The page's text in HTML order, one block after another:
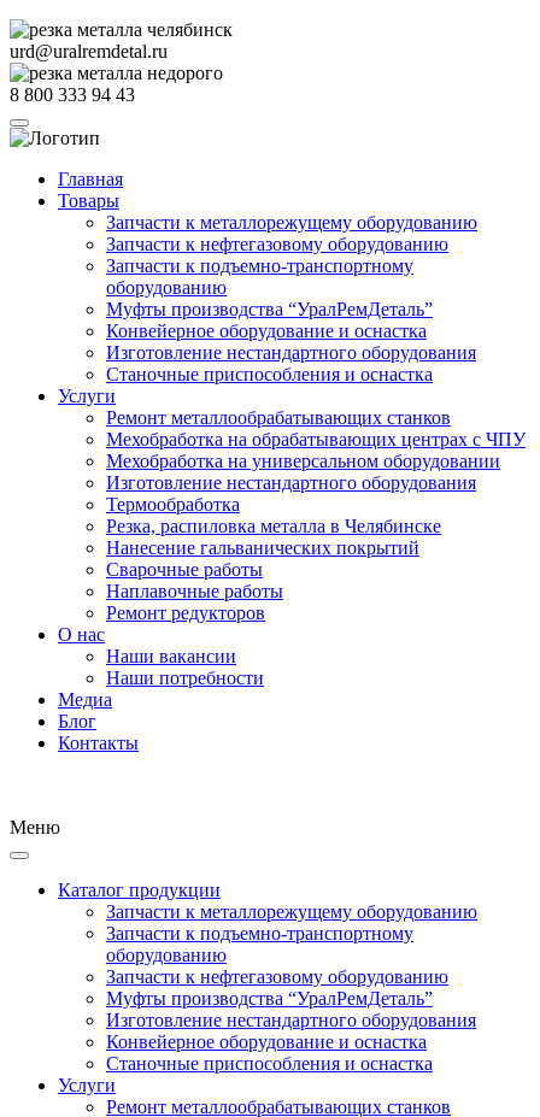
urd@uralremdetal.ru
8 800 333 94 43
Главная
Товары
Запчасти к металлорежущему оборудованию
Запчасти к нефтегазовому оборудованию
Запчасти к подъемно-транспортному
оборудованию
Муфты производства “УралРемДеталь”
Конвейерное оборудование и оснастка
Изготовление нестандартного оборудования
Станочные приспособления и оснастка
Услуги
Ремонт металлообрабатывающих станков
Мехобработка на обрабатывающих центрах с ЧПУ
Мехобработка на универсальном оборудовании
Изготовление нестандартного оборудования
Термообработка
Резка, распиловка металла в Челябинске
Нанесение гальванических покрытий
Сварочные работы
Наплавочные работы
Ремонт редукторов
О нас
Наши вакансии
Наши потребности
Медиа
Блог
Контакты
Меню
Каталог продукции
Запчасти к металлорежущему оборудованию
Запчасти к подъемно-транспортному
оборудованию
Запчасти к нефтегазовому оборудованию
Муфты производства “УралРемДеталь”
Изготовление нестандартного оборудования
Конвейерное оборудование и оснастка
Станочные приспособления и оснастка
Услуги
Ремонт металлообрабатывающих станков